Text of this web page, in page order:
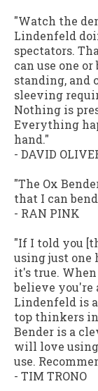
"Watch the
Lindenfeld
spectators.
can use one
standing, and
sleeving
Nothing is
Everything
hand."
- DAVID
"The Ox
that I can
- RAN PINK
"If I told you
using just one
it's true.
believe
Lindenfeld is
top thinkers
Bender is a
will love
use.
- TIM TRONO